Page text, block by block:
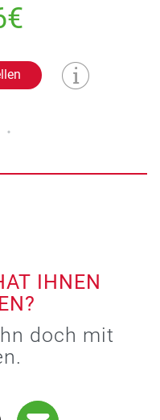
IHNEN
doch mit